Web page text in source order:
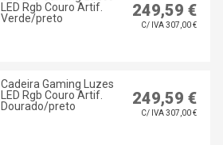
LED Rgb Couro Artif.
Verde/preto
249,59 €
C/ IVA 307,00 €
Cadeira Gaming Luzes
LED Rgb Couro Artif.
Dourado/preto
249,59 €
C/ IVA 307,00 €